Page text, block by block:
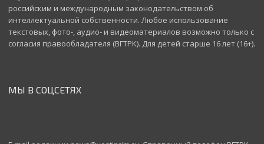
российским и международным законодательством об
интеллектуальной собственности. Любое использование
текстовых, фото-, аудио- и видеоматериалов возможно только с
согласия правообладателя (ВГТРК). Для детей старше 16 лет (16+).
МЫ В СОЦСЕТЯХ